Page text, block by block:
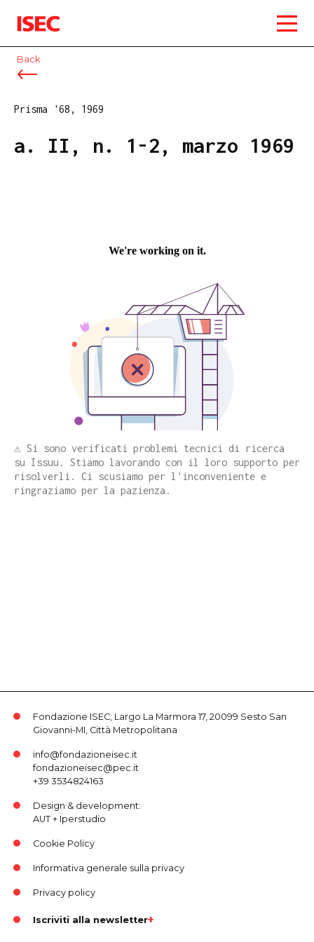
ISEC
Back
Prisma '68, 1969
a. II, n. 1-2, marzo 1969
⚠️ Si sono verificati problemi tecnici di ricerca
su Issuu. Stiamo lavorando con il loro supporto per
risolverli. Ci scusiamo per l'inconveniente e
ringraziamo per la pazienza.
Fondazione ISEC, Largo La Marmora 17, 20099 Sesto San
Giovanni-MI, Città Metropolitana
info@fondazioneisec.it
fondazioneisec@pec.it
+39 3534824163
Design & development:
AUT+ Iperstudio
Cookie Policy
Informativa generale sulla privacy
Privacy policy
Iscriviti alla newsletter